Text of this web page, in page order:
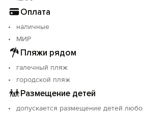
Оплата
наличные
МИР
Пляжи рядом
галечный пляж
городской пляж
Размещение детей
допускается размещение детей